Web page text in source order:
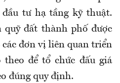
tư hạ tầng kỹ thuật.
đất thành phố được
đơn vị liên quan triển
để tổ chức đấu giá
đúng quy định.